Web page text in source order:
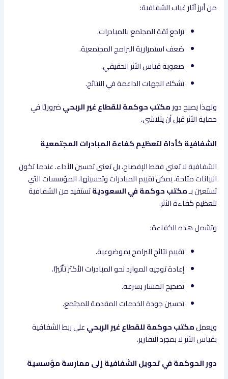
من أبرز آثار غياب الشفافية:
تراجع ثقة المجتمع بالمبادرات.
ضعف استمرارية البرامج المجتمعية.
صعوبة قياس الأثر الحقيقي.
تشكك الجهات الداعمة في النتائج.
ولهذا يصبح دورمكتب حوكمة للقطاع غير الربحيضروريًا في
حماية الأثر قبل أن يتلاشى.
الشفافية كأداة لتعظيم كفاءة المبادرات المجتمعية
الشفافية لا تعني فقط الإفصاح، بل تعني تحسين الأداء. عندما تكون
البيانات متاحة، يمكن تقييم المبادرات وتحسينها. المؤسسات التي
تستعين بـمكتب حوكمة في السعوديةتستفيد من الشفافية
لتعظيم كفاءة الأثر.
وتشمل هذه الكفاءة:
تقييم نتائج البرامج بموضوعية.
إعادة توجيه الموارد نحو المبادرات الأكثر تأثيرًا.
تصحيح المسار بسرعة.
تحسين جودة الخدمات المقدمة للمجتمع.
ويعملمكتب حوكمة للقطاع غير الربحيعلى ربط الشفافية
بقياس الأثر لا بمجرد التقارير.
دور الحوكمة في تحويل الشفافية إلى ممارسة مؤسسية